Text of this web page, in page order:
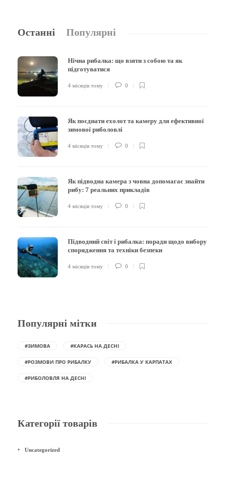
Останні Популярні
Нічна рибалка: що взяти з собою та як
підготуватися
4 місяців тому 0
Як поєднати ехолот та камеру для ефективної
зимової риболовлі
4 місяців тому 0
Як підводна камера з човна допомагає знайти
рибу: 7 реальних прикладів
4 місяців тому 0
Підводний світ і рибалка: поради щодо вибору
спорядження та техніки безпеки
4 місяців тому 0
Популярні мітки
#ЗИМОВА #КАРАСЬ НА ДЕСНІ
#РОЗМОВИ ПРО РИБАЛКУ #РИБАЛКА У КАРПАТАХ
#РИБОЛОВЛЯ НА ДЕСНІ
Категорії товарів
Uncategorized